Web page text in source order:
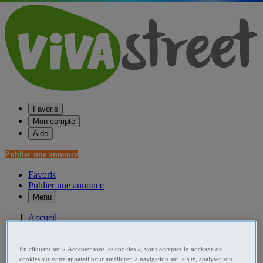
Favoris
Mon compte
Aide
Publier une annonce
Favoris
Publier une annonce
Menu
Accueil
Aquitaine Comptabilité - Gestion - Finance
En cliquant sur « Accepter tous les cookies », vous acceptez le stockage de
cookies sur votre appareil pour améliorer la navigation sur le site, analyser son